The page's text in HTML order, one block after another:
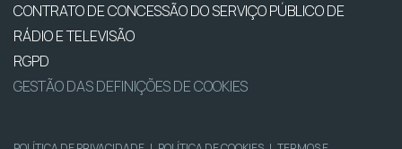
CONTRATO DE CONCESSÃO DO SERVIÇO PÚBLICO DE
RÁDIO E TELEVISÃO
RGPD
GESTÃO DAS DEFINIÇÕES DE COOKIES